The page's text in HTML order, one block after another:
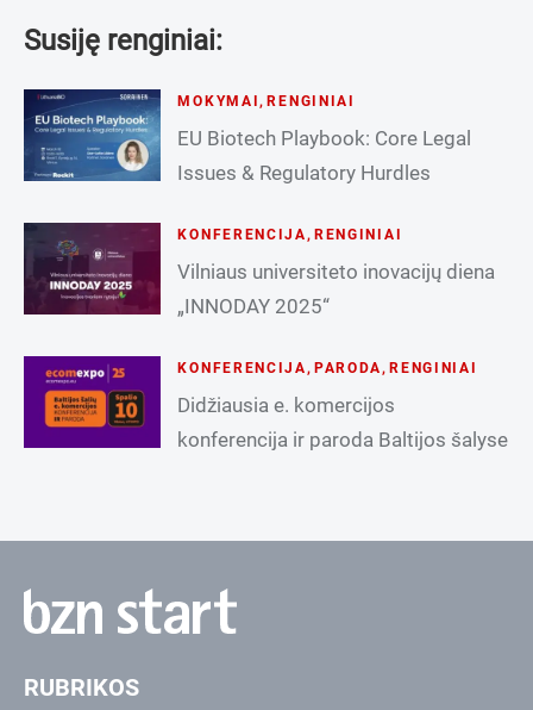
Susiję renginiai:
MOKYMAI ,RENGINIAI
EU Biotech Playbook: Core Legal
Issues & Regulatory Hurdles
KONFERENCIJA , RENGINIAI
Vilniaus universiteto inovacijų diena
„INNODAY 2025“
KONFERENCIJA , PARODA ,RENGINIAI
Didžiausia e. komercijos
konferencija ir paroda Baltijos šalyse
RUBRIKOS